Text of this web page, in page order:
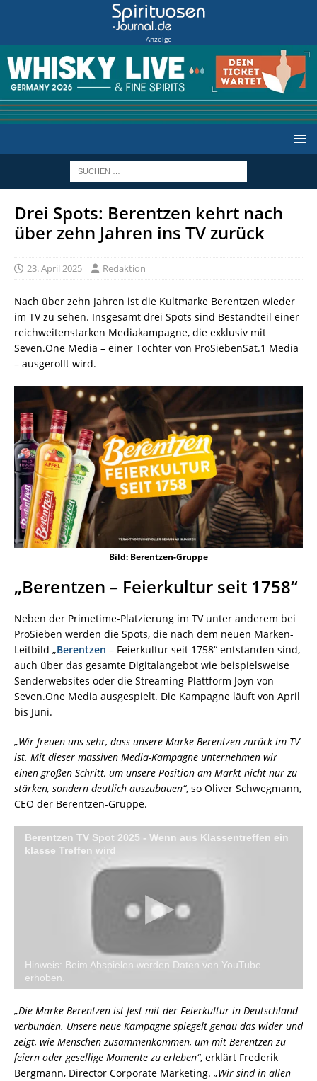
Anzeige
Drei Spots: Berentzen kehrt nach
über zehn Jahren ins TV zurück
23. April 2025 Redaktion
Nach über zehn Jahren ist die Kultmarke Berentzen wieder
im TV zu sehen. Insgesamt drei Spots sind Bestandteil einer
reichweitenstarken Mediakampagne, die exklusiv mit
Seven.One Media – einer Tochter von ProSiebenSat.1 Media
– ausgerollt wird.
Bild: Berentzen-Gruppe
„Berentzen – Feierkultur seit 1758“
Neben der Primetime-Platzierung im TV unter anderem bei
ProSieben werden die Spots, die nach dem neuen Marken-
Leitbild „Berentzen – Feierkultur seit 1758“ entstanden sind,
auch über das gesamte Digitalangebot wie beispielsweise
Senderwebsites oder die Streaming-Plattform Joyn von
Seven.One Media ausgespielt. Die Kampagne läuft von April
bis Juni.
„Wir freuen uns sehr, dass unsere Marke Berentzen zurück im TV
ist. Mit dieser massiven Media-Kampagne unternehmen wir
einen großen Schritt, um unsere Position am Markt nicht nur zu
stärken, sondern deutlich auszubauen“, so Oliver Schwegmann,
CEO der Berentzen-Gruppe.
Berentzen TV Spot 2025 - Wenn aus Klassentreffen ein
klasse Treffen wird
Hinweis: Beim Abspielen werden Daten von YouTube
erhoben.
„Die Marke Berentzen ist fest mit der Feierkultur in Deutschland
verbunden. Unsere neue Kampagne spiegelt genau das wider und
zeigt, wie Menschen zusammenkommen, um mit Berentzen zu
feiern oder gesellige Momente zu erleben“, erklärt Frederik
Bergmann, Director Corporate Marketing. „Wir sind in allen